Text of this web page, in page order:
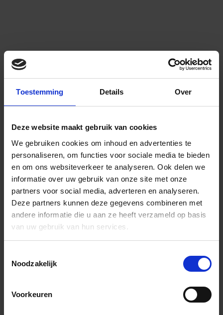
Toestemming Details Over
Deze website maakt gebruik van cookies
We gebruiken cookies om inhoud en advertenties te
personaliseren, om functies voor sociale media te bieden
en om ons websiteverkeer te analyseren. Ook delen we
informatie over uw gebruik van onze site met onze
partners voor social media, adverteren en analyseren.
Deze partners kunnen deze gegevens combineren met
andere informatie die u aan ze heeft verzameld op basis
van uw gebruik van hun services.
Noodzakelijk
Voorkeuren